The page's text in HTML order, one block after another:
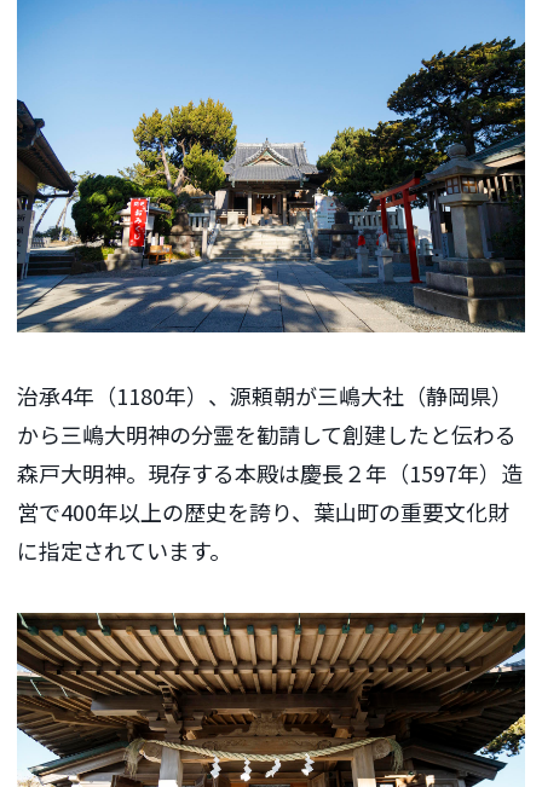
治承4年（1180年）、源頼朝が三嶋大社（静岡県）
から三嶋大明神の分霊を勧請して創建したと伝わる
森戸大明神。現存する本殿は慶長２年（1597年）造
営で400年以上の歴史を誇り、葉山町の重要文化財
に指定されています。